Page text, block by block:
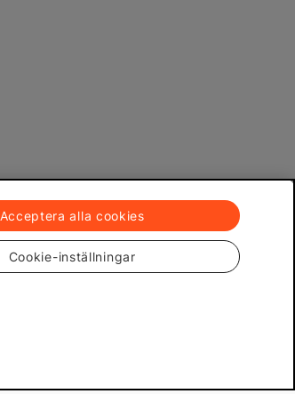
Acceptera alla cookies
Cookie-inställningar